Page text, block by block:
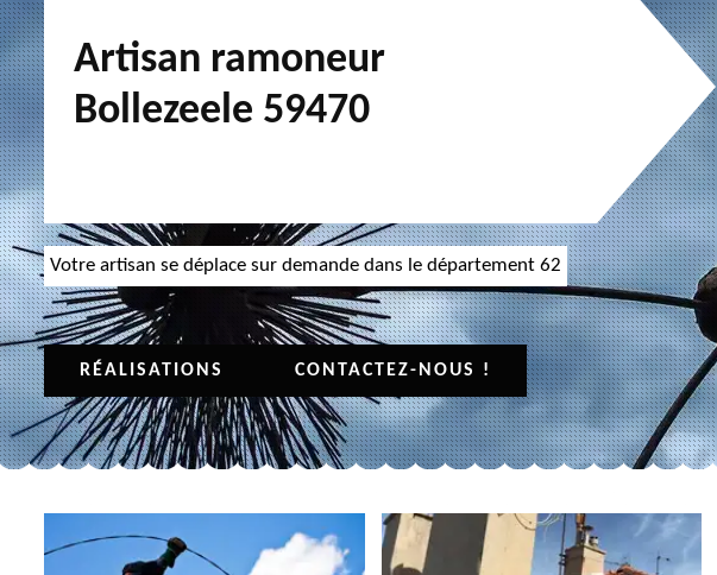
Artisan ramoneur
Bollezeele 59470
Votre artisan se déplace sur demande dans le département 62
RÉALISATIONS CONTACTEZ-NOUS !